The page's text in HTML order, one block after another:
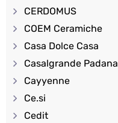
CERDOMUS
COEM Ceramiche
Casa Dolce Casa
Casalgrande Padana
Cayyenne
Ce.si
Cedit